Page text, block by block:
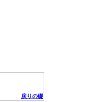
戻りの礎